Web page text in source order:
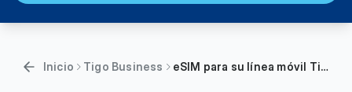
Inicio Tigo Business eSIM para su línea móvil Tigo Business | Empresas